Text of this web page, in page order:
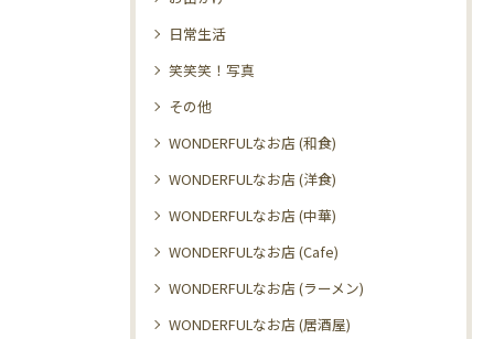
日常生活
笑笑笑！写真
その他
WONDERFULなお店 (和食)
WONDERFULなお店 (洋食)
WONDERFULなお店 (中華)
WONDERFULなお店 (Cafe)
WONDERFULなお店 (ラーメン)
WONDERFULなお店 (居酒屋)